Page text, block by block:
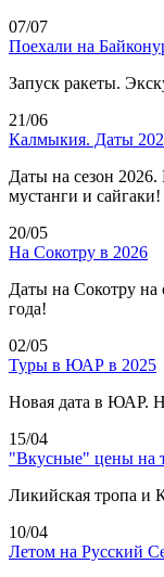
07/07
Поехали на
Запуск ракеты.
21/06
Калмыкия. Даты
Даты на сезон
мустанги и сайгаки!
20/05
На Сокотру в 2026
Даты на Сокотру на
года!
02/05
Туры в ЮАР в 2025
Новая дата в ЮАР.
15/04
"Вкусные" цены на
Ликийская тропа и
10/04
Летом на Русский